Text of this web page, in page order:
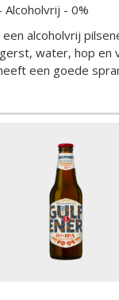
Alcoholvrij - 0%
alcoholvrij
water, hop en
een goede